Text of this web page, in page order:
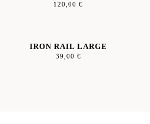
120,00€
IRON RAIL LARGE
39,00 €